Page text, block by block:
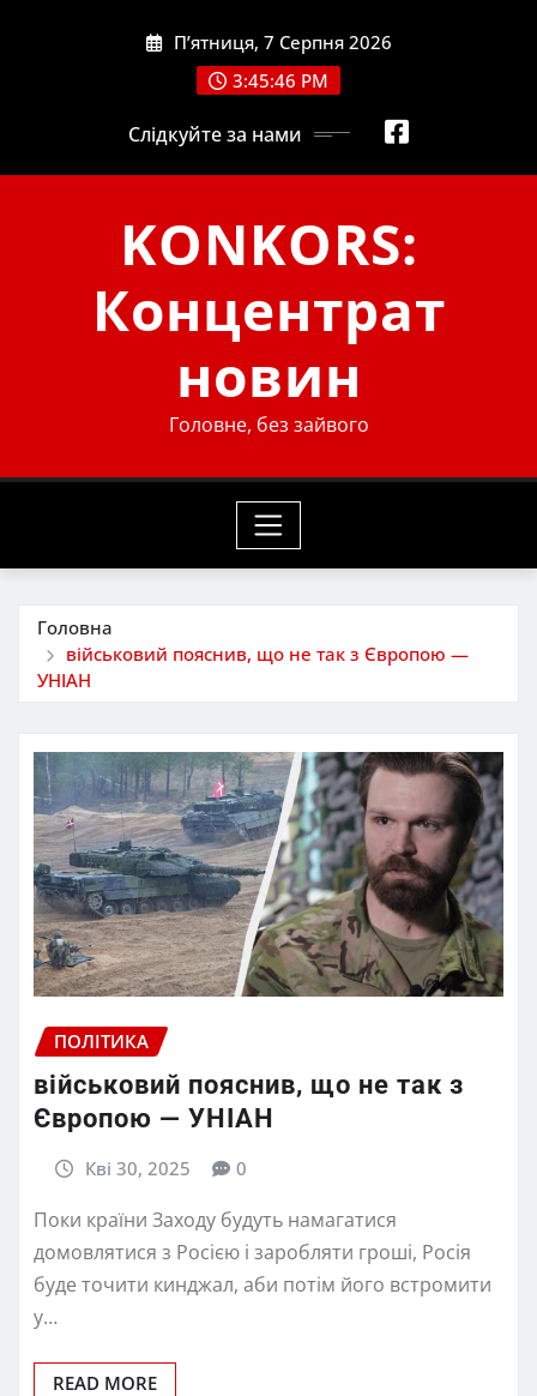
П’ятниця, 7 Серпня 2026
3:45:47 PM
Слідкуйте за нами
KONKORS:
Концентрат
новин
Головне, без зайвого
Головна
військовий пояснив, що не так з Європою —
УНІАН
ПОЛІТИКА
військовий пояснив, що не так з
Європою — УНІАН
Кві 30, 2025 0
Поки країни Заходу будуть намагатися
домовлятися з Росією і заробляти гроші, Росія
буде точити кинджал, аби потім його встромити
у…
READ MORE